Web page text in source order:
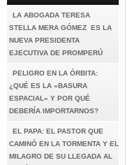
LA ABOGADA TERESA
STELLA MERA GÓMEZ ES LA
NUEVA PRESIDENTA
EJECUTIVA DE PROMPERÚ
PELIGRO EN LA ÓRBITA:
¿QUÉ ES LA «BASURA
ESPACIAL» Y POR QUÉ
DEBERÍA IMPORTARNOS?
EL PAPA: EL PASTOR QUE
CAMINÓ EN LA TORMENTA Y EL
MILAGRO DE SU LLEGADA AL